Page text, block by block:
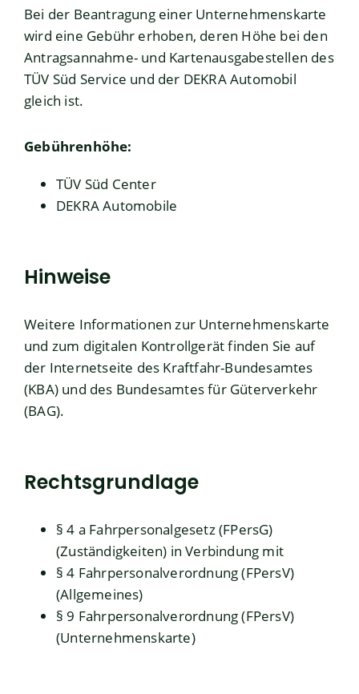
Bei der Beantragung einer Unternehmenskarte
wird eine Gebühr erhoben, deren Höhe bei den
Antragsannahme- und Kartenausgabestellen des
TÜV Süd Service und der DEKRA Automobil
gleich ist.
Gebührenhöhe:
TÜV Süd Center
DEKRA Automobile
Hinweise
Weitere Informationen zur Unternehmenskarte
und zum digitalen Kontrollgerät finden Sie auf
der Internetseite des Kraftfahr-Bundesamtes
(KBA) und des Bundesamtes für Güterverkehr
(BAG).
Rechtsgrundlage
§ 4 a Fahrpersonalgesetz (FPersG)
(Zuständigkeiten) in Verbindung mit
§ 4 Fahrpersonalverordnung (FPersV)
(Allgemeines)
§ 9 Fahrpersonalverordnung (FPersV)
(Unternehmenskarte)